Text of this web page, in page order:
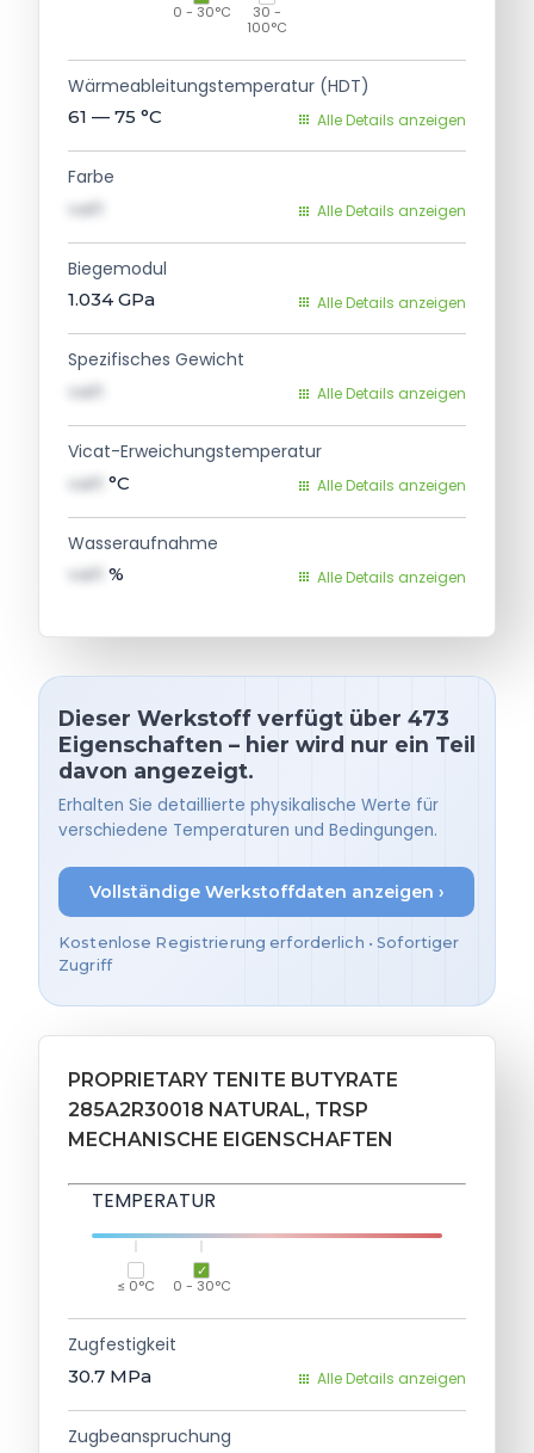
0 - 30°C
30 -
100°C
Wärmeableitungstemperatur (HDT)
61 — 75 °C Alle Details anzeigen
Farbe
val1 Alle Details anzeigen
Biegemodul
1.034 GPa Alle Details anzeigen
Spezifisches Gewicht
val1 Alle Details anzeigen
Vicat-Erweichungstemperatur
val1 °C Alle Details anzeigen
Wasseraufnahme
val1 % Alle Details anzeigen
Dieser Werkstoff verfügt über 473
Eigenschaften – hier wird nur ein Teil
davon angezeigt.
Erhalten Sie detaillierte physikalische Werte für
verschiedene Temperaturen und Bedingungen.
Vollständige Werkstoffdaten anzeigen ›
Kostenlose Registrierung erforderlich • Sofortiger
Zugriff
PROPRIETARY TENITE BUTYRATE
285A2R30018 NATURAL, TRSP
MECHANISCHE EIGENSCHAFTEN
TEMPERATUR
≤ 0°C 0 - 30°C
Zugfestigkeit
30.7 MPa Alle Details anzeigen
Zugbeanspruchung